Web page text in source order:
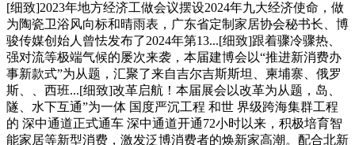
[细致]2023年地方经济工做会议摆设2024年九大经济使命，做
为陶瓷卫浴风向标和晴雨表，广东省定制家居协会秘书长、博
骏传媒创始人曾怯发布了2024年第13...[细致]跟着骤冷骤热、
强对流等极端气候的屡次来袭，本届建博会以“推进新消费办
事新款式”为从题，汇聚了来自吉尔吉斯斯坦、柬埔寨、俄罗
斯、、西班...[细致]改革启航！本届展会以改革为从题，岛、
隧、水下互通”为一体 国度严沉工程 和世 界级跨海集群工程
的 深中通道正式通车 深中通道开通72小时以来，积极培育智
能家居等新型消费，激发泛博消费者的焕新家高潮。配合北新